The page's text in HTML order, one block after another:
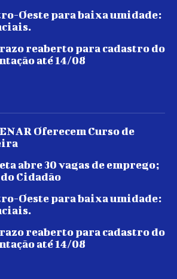
Oeste para baixa umidade:
reaberto para cadastro do
até 14/08
Oferecem Curso de
abre 30 vagas de emprego;
Cidadão
Oeste para baixa umidade:
reaberto para cadastro do
até 14/08